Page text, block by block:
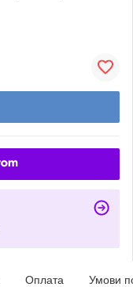
Оплата Умови